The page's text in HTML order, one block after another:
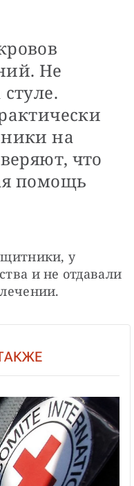
Не
на
что
помощь
у
и не отдавали